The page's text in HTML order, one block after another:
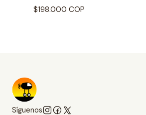
$198.000 COP
Síguenos